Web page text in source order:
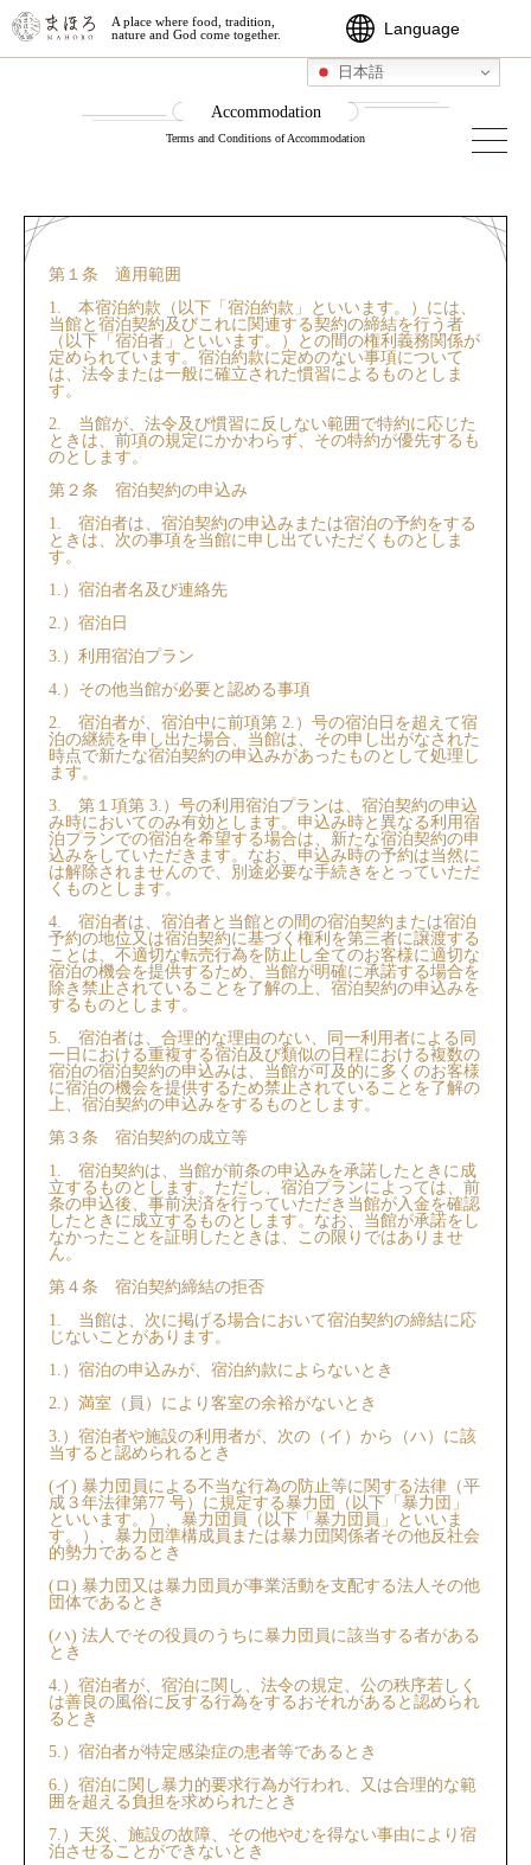
A place where food, tradition,
nature and God come together.
日本語
Language
日本語
ENGLISH
Accommodation
Terms and Conditions of Accommodation
第１条 適用範囲
1. 本宿泊約款（以下「宿泊約款」といいます。）には、
当館と宿泊契約及びこれに関連する契約の締結を行う者
（以下「宿泊者」といいます。）との間の権利義務関係が
定められています。宿泊約款に定めのない事項について
は、法令または一般に確立された慣習によるものとしま
す。
2. 当館が、法令及び慣習に反しない範囲で特約に応じた
ときは、前項の規定にかかわらず、その特約が優先するも
のとします。
第２条 宿泊契約の申込み
1. 宿泊者は、宿泊契約の申込みまたは宿泊の予約をする
ときは、次の事項を当館に申し出ていただくものとしま
す。
1.）宿泊者名及び連絡先
2.）宿泊日
3.）利用宿泊プラン
4.）その他当館が必要と認める事項
2. 宿泊者が、宿泊中に前項第 2.）号の宿泊日を超えて宿
泊の継続を申し出た場合、当館は、その申し出がなされた
時点で新たな宿泊契約の申込みがあったものとして処理し
ます。
3. 第１項第 3.）号の利用宿泊プランは、宿泊契約の申込
み時においてのみ有効とします。申込み時と異なる利用宿
泊プランでの宿泊を希望する場合は、新たな宿泊契約の申
込みをしていただきます。なお、申込み時の予約は当然に
は解除されませんので、別途必要な手続きをとっていただ
くものとします。
4. 宿泊者は、宿泊者と当館との間の宿泊契約または宿泊
予約の地位⼜は宿泊契約に基づく権利を第三者に譲渡する
ことは、不適切な転売行為を防止し全てのお客様に適切な
宿泊の機会を提供するため、当館が明確に承諾する場合を
除き禁⽌されていることを了解の上、宿泊契約の申込みを
するものとします。
5. 宿泊者は、合理的な理由のない、同一利用者による同
一日における重複する宿泊及び類似の日程における複数の
宿泊の宿泊契約の申込みは、当館が可及的に多くのお客様
に宿泊の機会を提供するため禁⽌されていることを了解の
上、宿泊契約の申込みをするものとします。
第３条 宿泊契約の成立等
1. 宿泊契約は、当館が前条の申込みを承諾したときに成
立するものとします。ただし、宿泊プランによっては、前
条の申込後、事前決済を行っていただき当館が入金を確認
したときに成立するものとします。なお、当館が承諾をし
なかったことを証明したときは、この限りではありませ
ん。
第４条 宿泊契約締結の拒否
1. 当館は、次に掲げる場合において宿泊契約の締結に応
じないことがあります。
1.）宿泊の申込みが、宿泊約款によらないとき
2.）満室（員）により客室の余裕がないとき
3.）宿泊者や施設の利用者が、次の（イ）から（ハ）に該
当すると認められるとき
(イ) 暴力団員による不当な行為の防止等に関する法律（平
成３年法律第77 号）に規定する暴力団（以下「暴力団」
といいます。）、暴力団員（以下「暴力団員」といいま
す。）、暴力団準構成員または暴力団関係者その他反社会
的勢力であるとき
(ロ) 暴力団⼜は暴力団員が事業活動を支配する法人その他
団体であるとき
(ハ) 法人でその役員のうちに暴力団員に該当する者がある
とき
4.）宿泊者が、宿泊に関し、法令の規定、公の秩序若しく
は善良の風俗に反する行為をするおそれがあると認められ
るとき
5.）宿泊者が特定感染症の患者等であるとき
6.）宿泊に関し暴力的要求行為が行われ、⼜は合理的な範
囲を超える負担を求められたとき
7.）天災、施設の故障、その他やむを得ない事由により宿
泊させることができないとき